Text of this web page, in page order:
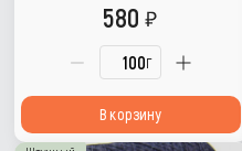
г
580
В корзину